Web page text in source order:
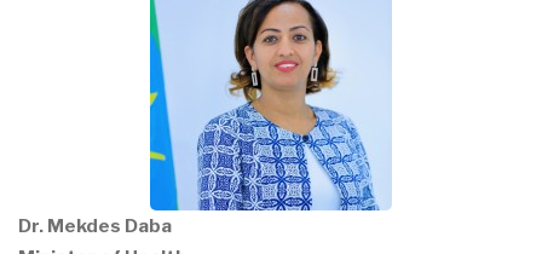
Dr. Mekdes Daba